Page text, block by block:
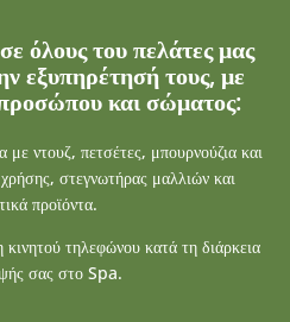
όλους του πελάτες μας
εξυπηρέτησή τους, με
προσώπου και σώματος:
ντουζ, πετσέτες, μπουρνούζια και
στεγνωτήρας μαλλιών και
προϊόντα.
τηλεφώνου κατά τη διάρκεια
σας στο Spa.